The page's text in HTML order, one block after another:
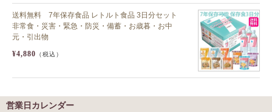
送料無料 7年保存食品 レトルト食品 3日分セット
非常食・災害・緊急・防災・備蓄・お歳暮・お中
元・引出物
¥4,880 （税込）
営業日カレンダー